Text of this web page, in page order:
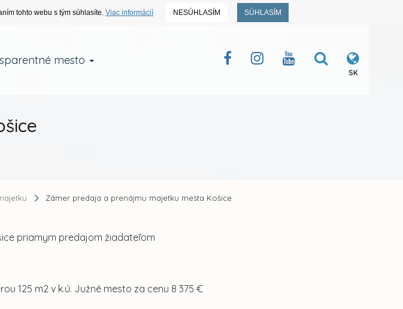
tohto webu s tým súhlasíte. Viac informácií NESÚHLASÍM SÚHLASÍM
mesto
SK
Zámer predaja a prenájmu majetku mesta Košice
priamym predajom žiadateľom
125 m2 v k.ú. Južné mesto za cenu 8 375 €